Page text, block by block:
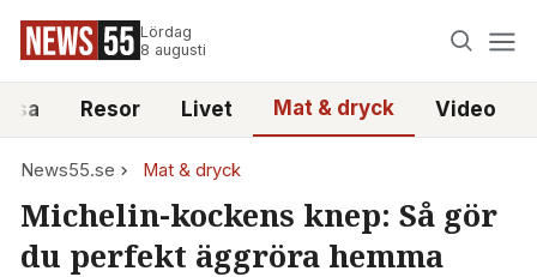
Lördag
8 augusti
Resor Livet Mat & dryck Video
News55.se Mat & dryck
Michelin-kockens knep: Så gör
du perfekt äggröra hemma